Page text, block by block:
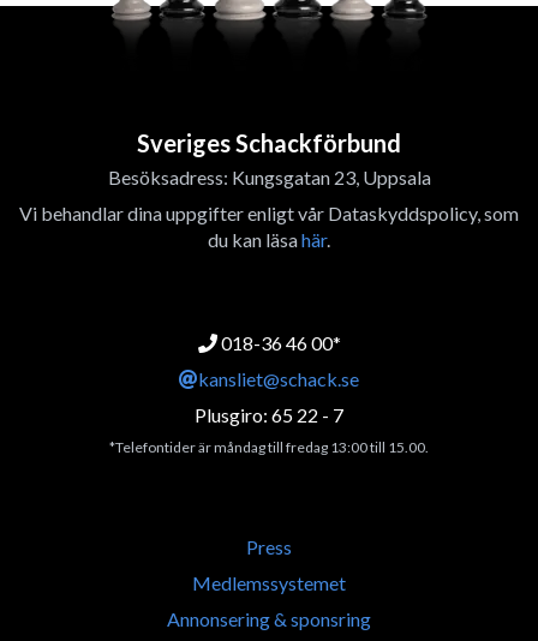
Sveriges Schackförbund
Besöksadress: Kungsgatan 23, Uppsala
Vi behandlar dina uppgifter enligt vår Dataskyddspolicy, som
du kan läsahär.
018-36 46 00*
kansliet@schack.se
Plusgiro: 65 22 - 7
*Telefontider är måndag till fredag 13:00 till 15.00.
Press
Medlemssystemet
Annonsering & sponsring